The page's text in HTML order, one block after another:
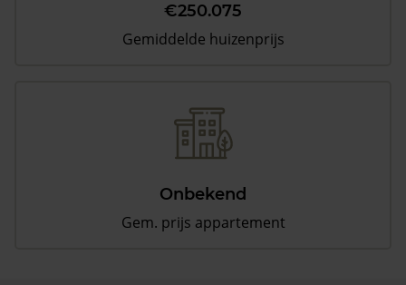
€250.075
Gemiddelde huizenprijs
Onbekend
Gem. prijs appartement